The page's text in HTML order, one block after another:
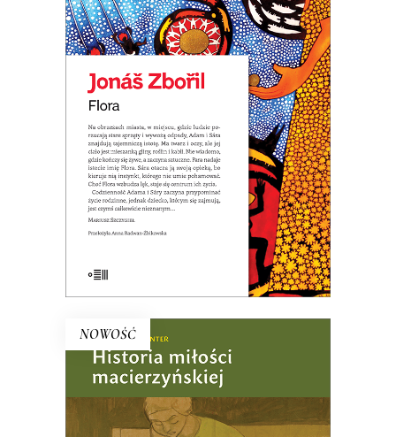
FLORA (ebook)
Premiera: 20 maja 2026
E-BOOK DO KOSZYKA
NOWOŚĆ